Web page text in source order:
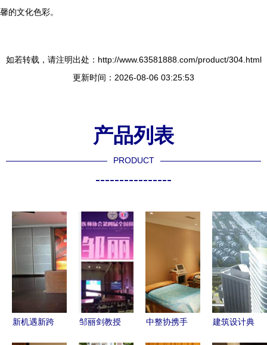
馨的文化色彩。
如若转载，请注明出处：http://www.63581888.com/product/304.html
更新时间：2026-08-06 03:25:53
产品列表
PRODUCT
----------------
新机遇新跨
邹丽剑教授
中整协携手
建筑设计典